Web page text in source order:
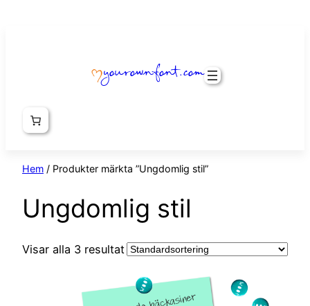
yourownfont.com
Hem / Produkter märkta ”Ungdomlig stil”
Ungdomlig stil
Visar alla 3 resultat